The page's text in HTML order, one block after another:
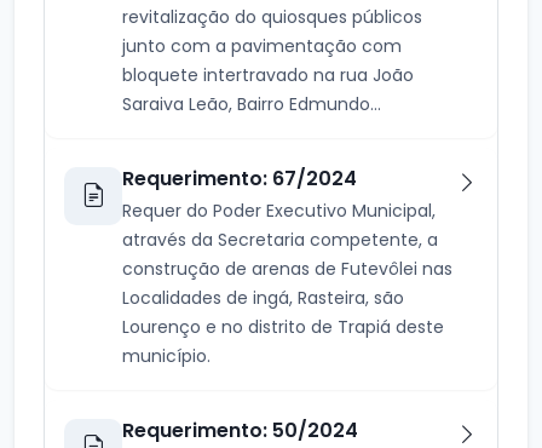
revitalização do quiosques públicos
junto com a pavimentação com
bloquete intertravado na rua João
Saraiva Leão, Bairro Edmundo...
Requerimento: 67/2024
Requer do Poder Executivo Municipal,
através da Secretaria competente, a
construção de arenas de Futevôlei nas
Localidades de ingá, Rasteira, são
Lourenço e no distrito de Trapiá deste
município.
Requerimento: 50/2024